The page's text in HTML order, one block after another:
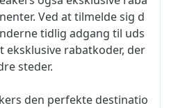
Ved at tilmelde sig d
tidlig adgang til uds
eksklusive rabatkoder, der
steder.
den perfekte destinatio